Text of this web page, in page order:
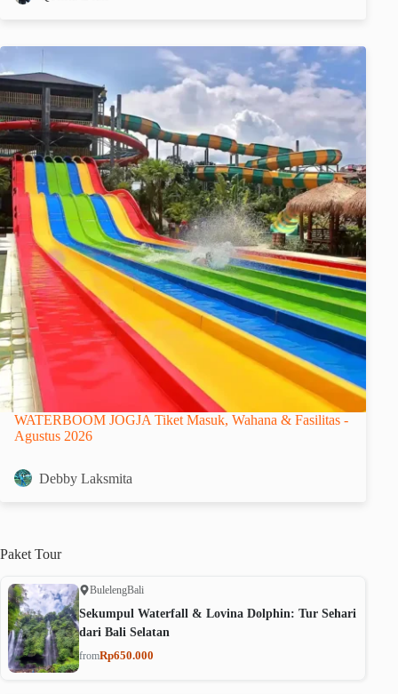
WATERBOOM JOGJA Tiket Masuk, Wahana & Fasilitas -
Agustus 2026
Debby Laksmita
Paket Tour
BulelengBali
Sekumpul Waterfall & Lovina Dolphin: Tur Sehari
dari Bali Selatan
fromRp650.000